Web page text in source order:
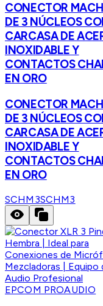
CONECTOR
DE 3 NÚCLEOS
CARCASA DE
INOXIDABLE Y
CONTACTOS
EN ORO
CONECTOR
DE 3 NÚCLEOS
CARCASA DE
INOXIDABLE Y
CONTACTOS
EN ORO
SCHM3SCHM3
EPCOM PROAUDIO